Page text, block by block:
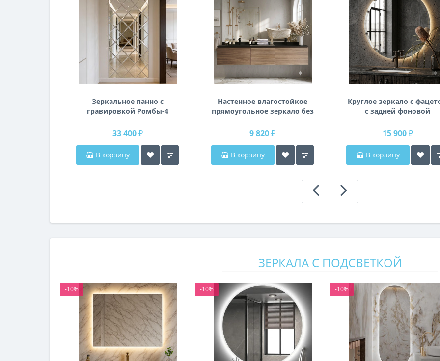
Зеркальное панно с
гравировкой Ромбы-4
33 400 ₽
В корзину
Настенное влагостойкое
прямоугольное зеркало без
см (1400 мм)
9 820 ₽
В корзину
Круглое зеркало с
с задней фоновой
15 900 ₽
В корзину
ЗЕРКАЛА С ПОДСВЕТКОЙ
-10% -10% -10%